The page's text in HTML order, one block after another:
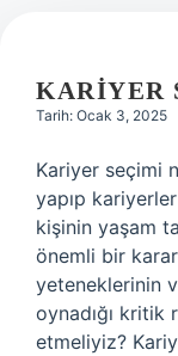
KARIYER
Tarih: Ocak 3, 2025
Kariyer seçimi
yapıp
kişinin yaşam
önemli bir
yeteneklerinin
oynadığı kritik
etmeliyiz?